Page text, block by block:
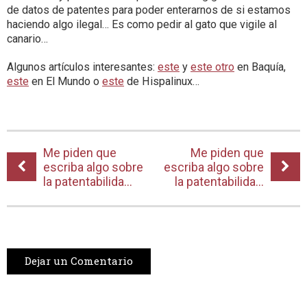
de datos de patentes para poder enterarnos de si estamos
haciendo algo ilegal… Es como pedir al gato que vigile al
canario…
Algunos artículos interesantes: este y este otro en Baquía,
este en El Mundo o este de Hispalinux…
Me piden que
escriba algo sobre
la patentabilida...
Me piden que
escriba algo sobre
la patentabilida...
Dejar un Comentario